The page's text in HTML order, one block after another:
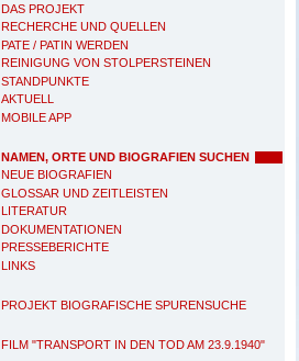
DAS PROJEKT
RECHERCHE UND QUELLEN
PATE / PATIN WERDEN
REINIGUNG VON STOLPERSTEINEN
STANDPUNKTE
AKTUELL
MOBILE APP
NAMEN, ORTE UND BIOGRAFIEN SUCHEN
NEUE BIOGRAFIEN
GLOSSAR UND ZEITLEISTEN
LITERATUR
DOKUMENTATIONEN
PRESSEBERICHTE
LINKS
PROJEKT BIOGRAFISCHE SPURENSUCHE
FILM "TRANSPORT IN DEN TOD AM 23.9.1940"